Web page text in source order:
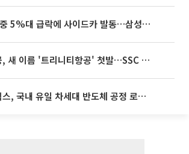
코스피, 장중 5%대 급락에 사이드카 발동…삼성·SK 동반 폭락
티웨이항공, 새 이름 '트리니티항공' 첫발…SSC 전략 본격화
라온로보틱스, 국내 유일 차세대 반도체 공정 로봇 개발 ‘고객사 테스트 진행’